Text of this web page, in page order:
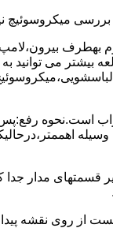
بررسی ﻣﯿﮑﺮوﺳﻮﺋﯿﭻ
بهطرف
ﺑﻪ اﺗﻤﺎم رﺳﺎﻧﺪه،اﻣﺎ ﻋﻤﻠﯿﺎت ﺑﻌﺪی
ﻣﺘﺼﻞ اﺳﺖ،وﺻﻞ ﺷﺪه
از روی ﻧﻘﺸﻪ